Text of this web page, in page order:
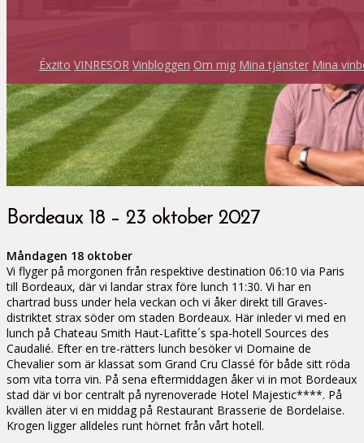
Éxzito VINRESOR Vinbloggen Om mig Mina tjänster Mina
Bordeaux 18 – 23 oktober 2027
Måndagen 18 oktober
Vi flyger på morgonen från respektive destination 06:10 via Paris
till Bordeaux, där vi landar strax före lunch 11:30. Vi har en
chartrad buss under hela veckan och vi åker direkt till Graves-
distriktet strax söder om staden Bordeaux. Här inleder vi med en
lunch på Chateau Smith Haut-Lafitte´s spa-hotell Sources des
Caudalié. Efter en tre-rätters lunch besöker vi Domaine de
Chevalier som är klassat som Grand Cru Classé för både sitt röda
som vita torra vin. På sena eftermiddagen åker vi in mot Bordeaux
stad där vi bor centralt på nyrenoverade Hotel Majestic****. På
kvällen äter vi en middag på Restaurant Brasserie de Bordelaise.
Krogen ligger alldeles runt hörnet från vårt hotell.